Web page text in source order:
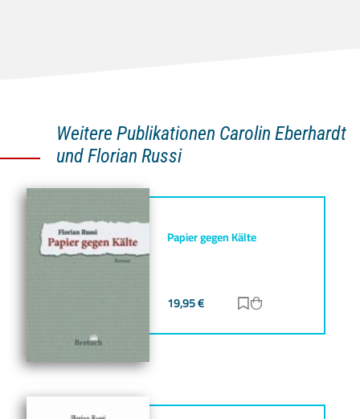
Weitere Publikationen Carolin Eberhardt
und Florian Russi
Papier gegen Kälte
19,95€ Zur Merkliste